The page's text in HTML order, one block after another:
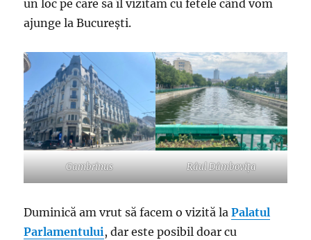
un loc pe care să îl vizităm cu fetele când vom
ajunge la București.
Gambrinus Râul Dâmbovița
Duminică am vrut să facem o vizită laPalatul
Parlamentului , dar este posibil doar cu